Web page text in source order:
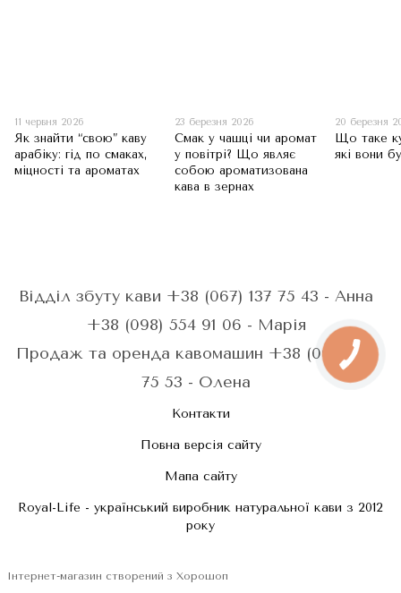
11 червня 2026
Як знайти “свою” каву
арабіку: гід по смаках,
міцності та ароматах
23 березня 2026
Смак у чашці чи аромат
у повітрі? Що являє
собою ароматизована
кава в зернах
20 березня
Що таке
які вони
Відділ збуту кави +38 (067) 137 75 43 - Анна
+38 (098) 554 91 06 - Марія
Продаж та оренда кавомашин +38 (067) 287
75 53 - Олена
Контакти
Повна версія сайту
Мапа сайту
Royal-Life - український виробник натуральної кави з 2012
року
Інтернет-магазин створений з Хорошоп